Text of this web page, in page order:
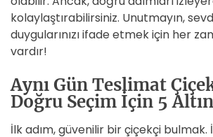
kolaylaştırabilirsiniz. Unutmayın,
duygularınızı ifade etmek için her
vardır!
Aynı Gün Teslimat
Doğru Seçim İçin 5
İlk adım, güvenilir bir çiçekçi